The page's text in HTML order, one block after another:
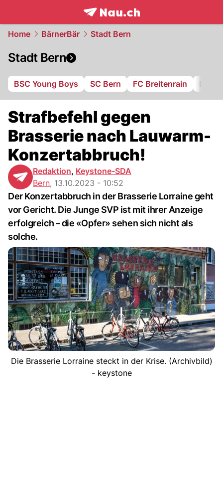
frontpage.NAU.ch
Home BärnerBär Stadt Bern
Stadt Bern
BSC Young Boys SC Bern FC Breitenrain BSV
Strafbefehl gegen
Brasserie nach Lauwarm-
Konzertabbruch!
Redaktion, Keystone-SDA
Bern, 13.10.2023 - 10:52
Der Konzertabbruch in der Brasserie Lorraine geht
vor Gericht. Die Junge SVP ist mit ihrer Anzeige
erfolgreich – die «Opfer» sehen sich nicht als
solche.
Die Brasserie Lorraine steckt in der Krise. (Archivbild)
- keystone